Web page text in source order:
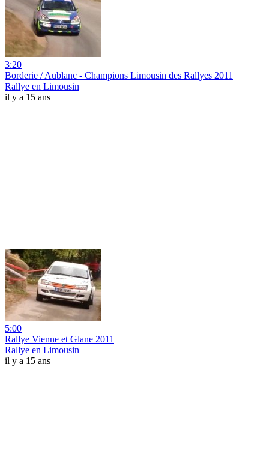
3:20
Borderie / Aublanc - Champions Limousin des Rallyes 2011
Rallye en Limousin
il y a 15 ans
5:00
Rallye Vienne et Glane 2011
Rallye en Limousin
il y a 15 ans